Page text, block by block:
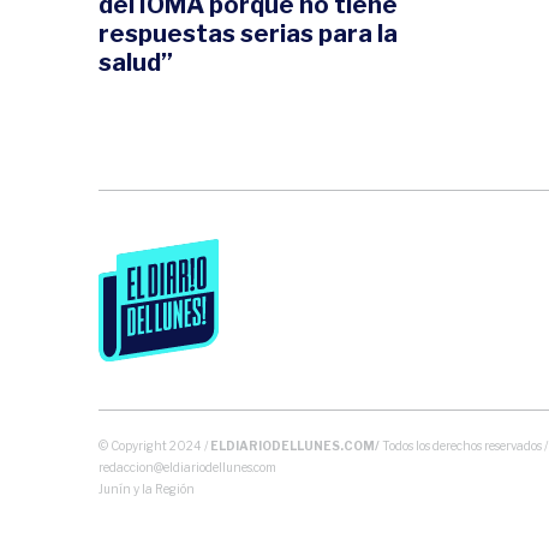
respuestas serias para la
salud”
© Copyright 2024 / ELDIARIODELLUNES.COM/ Todos los derechos reservados /
redaccion@eldiariodellunes.com
Junín y la Región